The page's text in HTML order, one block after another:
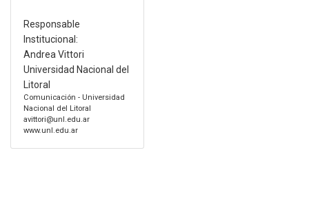
Responsable
Institucional:
Andrea Vittori
Universidad Nacional del
Litoral
Comunicación - Universidad
Nacional del Litoral
avittori@unl.edu.ar
www.unl.edu.ar